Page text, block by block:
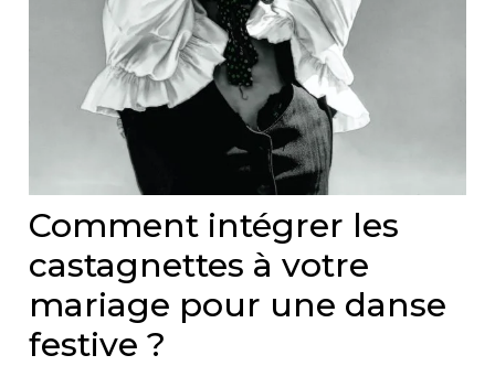
Comment intégrer les
castagnettes à votre
mariage pour une danse
festive ?